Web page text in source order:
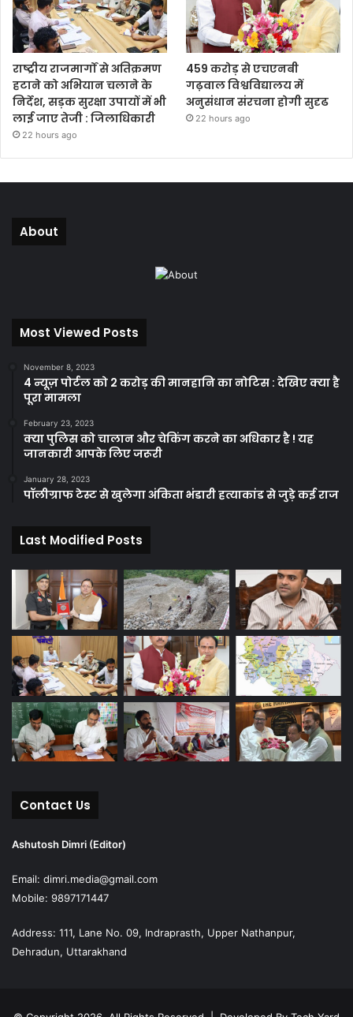
राष्ट्रीय राजमार्गों से अतिक्रमण
हटाने को अभियान चलाने के
निर्देश, सड़क सुरक्षा उपायों में भी
लाई जाए तेजी : जिलाधिकारी
22 hours ago
459 करोड़ से एचएनबी
गढ़वाल विश्वविद्यालय में
अनुसंधान संरचना होगी सुदृढ
22 hours ago
About
Most Viewed Posts
November 8, 2023
4 न्यूज़ पोर्टल को 2 करोड़ की मानहानि का नोटिस : देखिए क्या है
पूरा मामला
February 23, 2023
क्या पुलिस को चालान और चेकिंग करने का अधिकार है ! यह
जानकारी आपके लिए जरूरी
January 28, 2023
पॉलीग्राफ टेस्ट से खुलेगा अंकिता भंडारी हत्याकांड से जुड़े कई राज
Last Modified Posts
Contact Us
Ashutosh Dimri (Editor)
Email: dimri.media@gmail.com
Mobile: 9897171447
Address: 111, Lane No. 09, Indraprasth, Upper Nathanpur,
Dehradun, Uttarakhand